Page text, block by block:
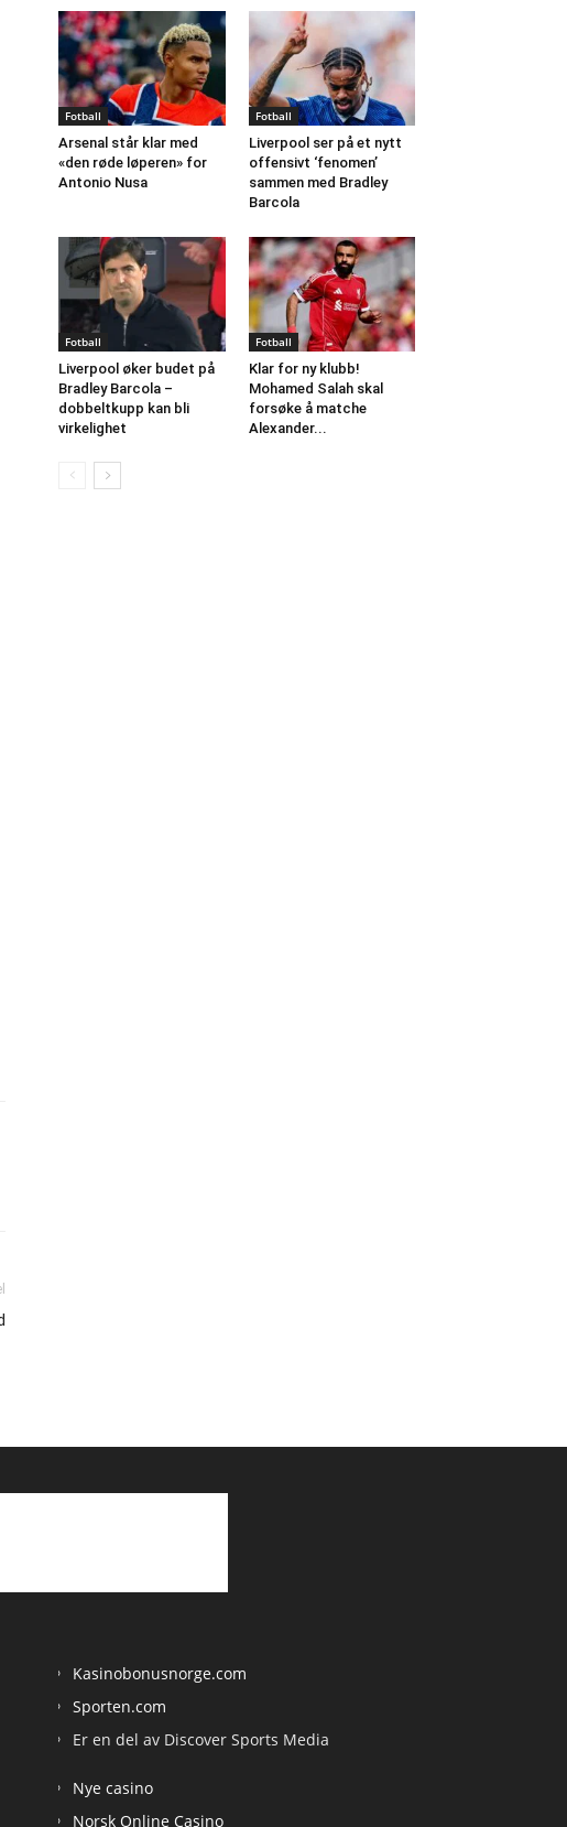
Fotball
Arsenal står klar med
«den røde løperen» for
Antonio Nusa
Fotball
Liverpool ser på et nytt
offensivt ‘fenomen’
sammen med Bradley
Barcola
Fotball
Liverpool øker budet på
Bradley Barcola –
dobbeltkupp kan bli
virkelighet
Fotball
Klar for ny klubb!
Mohamed Salah skal
forsøke å matche
Alexander...
Kasinobonusnorge.com
Sporten.com
Er en del av Discover Sports Media
Nye casino
Norsk Online Casino